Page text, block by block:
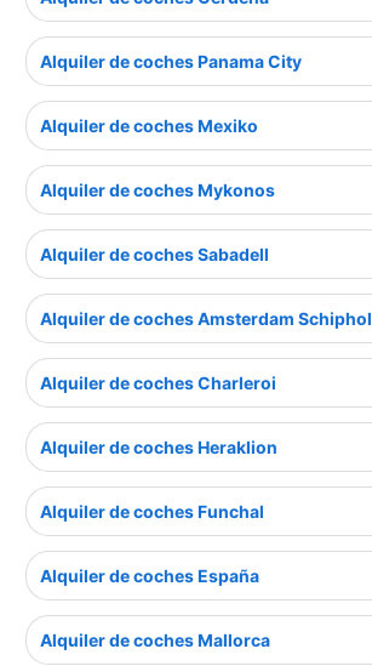
Alquiler de coches Panama City
Alquiler de coches Mexiko
Alquiler de coches Mykonos
Alquiler de coches Sabadell
Alquiler de coches Amsterdam Schiphol
Alquiler de coches Charleroi
Alquiler de coches Heraklion
Alquiler de coches Funchal
Alquiler de coches España
Alquiler de coches Mallorca